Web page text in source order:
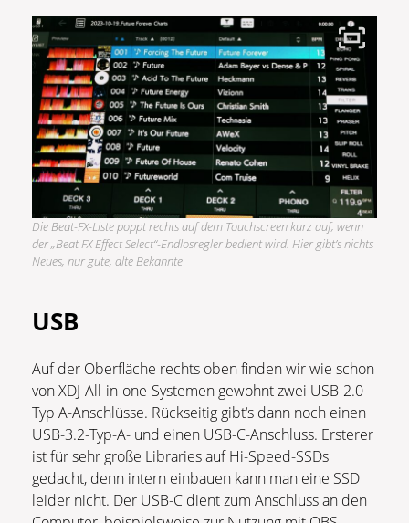
Die Beat-FX-Liste poppt rechts auf dem Touchscreen kurz auf, wenn
der „Beat FX Effect Select“-Endlosregler bedient wird. Hier gibt’s nichts
Neues, nur gute, alte Bekannte
USB
Auf der Oberfläche rechts oben finden wir wie schon
von XDJ-All-in-one-Systemen gewohnt zwei USB-2.0-
Typ A-Anschlüsse. Rückseitig gibt‘s dann noch einen
USB-3.2-Typ-A- und einen USB-C-Anschluss. Ersterer
ist für sehr große Libraries auf Hi-Speed-SSDs
gedacht, denn intern einbauen kann man eine SSD
leider nicht. Der USB-C dient zum Anschluss an den